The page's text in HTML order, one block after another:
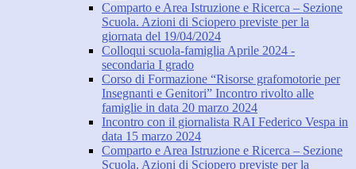
Comparto e Area Istruzione e Ricerca – Sezione
Scuola. Azioni di Sciopero previste per la
giornata del 19/04/2024
Colloqui scuola-famiglia Aprile 2024 -
secondaria I grado
Corso di Formazione “Risorse grafomotorie per
Insegnanti e Genitori” Incontro rivolto alle
famiglie in data 20 marzo 2024
Incontro con il giornalista RAI Federico Vespa in
data 15 marzo 2024
Comparto e Area Istruzione e Ricerca – Sezione
Scuola. Azioni di Sciopero previste per la